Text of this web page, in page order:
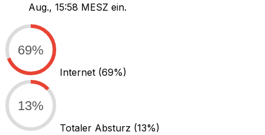
Aug., 15:58 MESZ ein.
69%
Internet (69%)
13%
Totaler Absturz (13%)